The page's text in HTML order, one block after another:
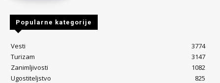
Popularne kategorije
Vesti
3774
Turizam
3147
Zanimljivosti
1082
Ugostiteljstvo
825